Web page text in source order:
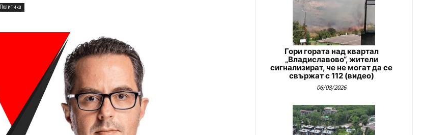
Политика
Гори гората над квартал
„Владиславово“, жители
сигнализират, че не могат да се
свържат с 112 (видео)
06/08/2026